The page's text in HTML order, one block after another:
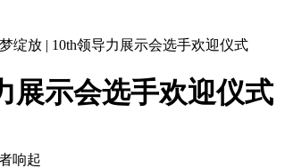
绽放 | 10th领导力展示会选手欢迎仪式
展示会选手欢迎仪式
响起